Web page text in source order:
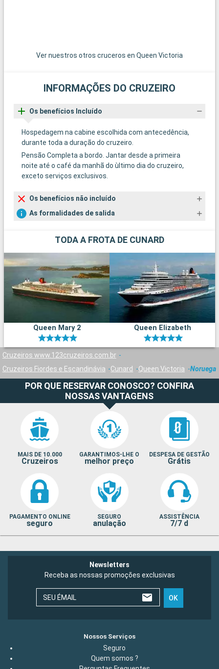
Ver nuestros otros cruceros en Queen Victoria
INFORMAÇÕES DO CRUZEIRO
Os benefícios Incluído
Hospedagem na cabine escolhida com antecedência,
durante toda a duração do cruzeiro.
Pensão Completa a bordo. Jantar desde a primeira
noite até o café da manhã do ùltimo dia do cruzeiro,
exceto serviços exclusivos.
Os benefícios não incluído
As formalidades de salida
TODA A FROTA DE CUNARD
Queen Mary 2 Queen Elizabeth
Cruzeiros www.123cruzeiros.com.br
Cruzeiros Fiordes e Escandinávia
Cunard Queen Victoria Noruega
POR QUE RESERVAR CONOSCO? CONFIRA
NOSSAS VANTAGENS
MAIS DE 10.000
Cruzeiros
GARANTIMOS-LHE O
melhor preço
DESPESA DE GESTÃO
Grátis
PAGAMENTO ONLINE
seguro
SEGURO
anulação
ASSISTÊNCIA
7/7 d
Newsletters
Receba as nossas promoções exclusivas
SEU ÉMAIL OK
Nossos Serviços
Seguro
Quem somos ?